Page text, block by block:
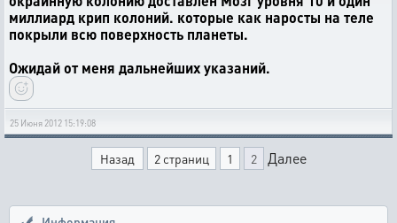
миллиард крип колоний. которые как наросты на теле
покрыли всю поверхность планеты.
Ожидай от меня дальнейших указаний.
25 Июня 2012 15:19:08
Назад 2 страниц 1 2 Далее